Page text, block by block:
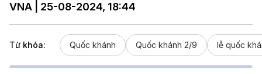
VNA | 25-08-2024, 18:44
Từ khóa: Quốc khánh Quốc khánh 2/9 lễ quốc